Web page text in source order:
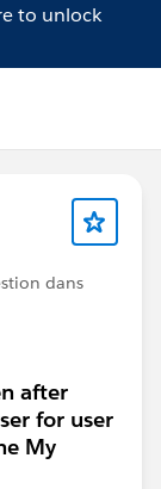
to unlock
dans
after
for user
My